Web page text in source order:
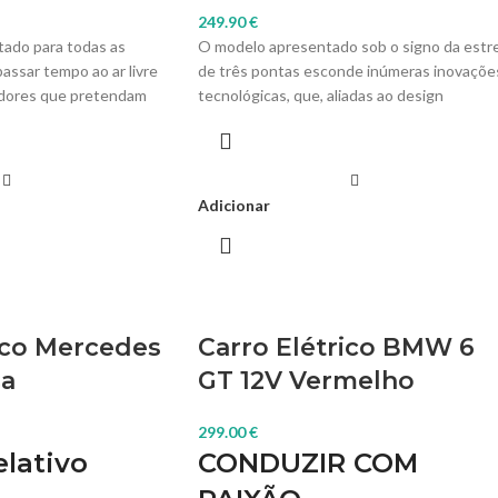
para todas as
tempo ao ar livre
que pretendam
novas, com toda
249.90€
O modelo apresentado sob o signo da
de três pontas esconde inúmeras
tecnológicas, que, aliadas ao design
exclusividade. Se desde os primeiros anos de
feliz dando-lhe o seu próprio Mercedes CLS.
Marca Do Veículo – Mercedes. Velocidade –
Suportado – 30 Kg. Bateria 1x 12V / 4.5A.
Até 8 horas.
Adicionar
Mercedes
Carro Elétrico BMW 6
GT 12V Vermelho
299.00€
CONDUZIR COM